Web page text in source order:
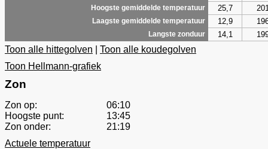
Hoogste gemiddelde temperatuur 25,7
Laagste gemiddelde temperatuur 12,9
Langste zonduur 14,1
Toon alle hittegolven
Toon alle koudegolven
Toon Hellmann-grafiek
Zon
Zon op:
06:10
Hoogste punt:
13:45
Zon onder:
21:19
Actuele temperatuur